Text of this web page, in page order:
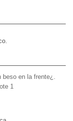
beso en la frente¿.
1